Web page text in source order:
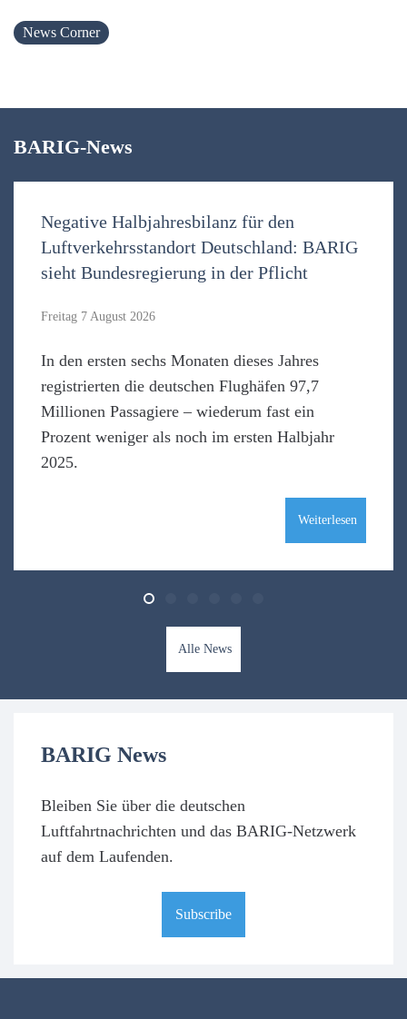
News Corner
BARIG-News
Negative Halbjahresbilanz für den
Luftverkehrsstandort Deutschland: BARIG
sieht Bundesregierung in der Pflicht
Freitag 7 August 2026
In den ersten sechs Monaten dieses Jahres
registrierten die deutschen Flughäfen 97,7
Millionen Passagiere – wiederum fast ein
Prozent weniger als noch im ersten Halbjahr
2025.
Weiterlesen
Alle News
BARIG News
Bleiben Sie über die deutschen
Luftfahrtnachrichten und das BARIG-Netzwerk
auf dem Laufenden.
Subscribe